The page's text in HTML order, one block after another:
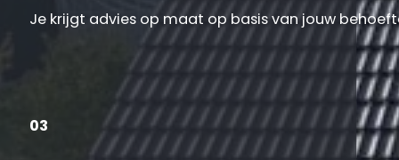
Je krijgt advies op maat op basis van jouw
03